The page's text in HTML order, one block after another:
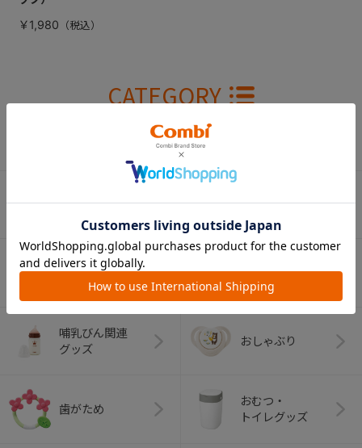
￥1,980
CATEGORY
カテゴリー
ベビーカー チャイルドシート
ベビーラック＆
ベビーチェア
（子守帯）
哺乳びん関連
グッズ
おしゃぶり
歯がため
おむつ・
トイレグッズ